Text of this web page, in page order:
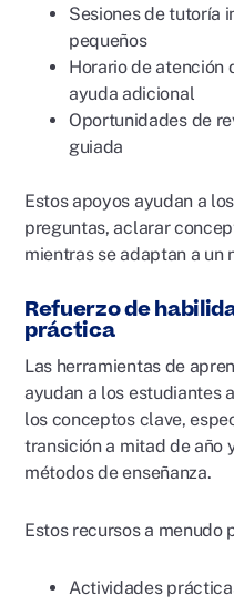
Sesiones de tutoría
pequeños
Horario de atención
ayuda adicional
Oportunidades de
guiada
Estos apoyos ayudan a
preguntas, aclarar
mientras se adaptan a un
Refuerzo de
práctica
Las herramientas de
ayudan a los estudiantes
los conceptos clave,
transición a mitad de año
métodos de enseñanza.
Estos recursos a menudo
Actividades